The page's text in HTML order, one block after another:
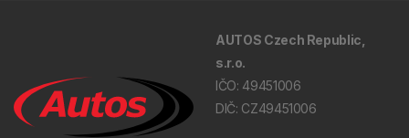
AUTOS Czech Republic,
s.r.o.
IČO: 49451006
DIČ: CZ49451006